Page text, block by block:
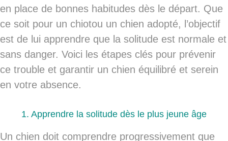
en place de bonnes habitudes dès le départ. Que
ce soit pour un chiotou un chien adopté, l’objectif
est de lui apprendre que la solitude est normale et
sans danger. Voici les étapes clés pour prévenir
ce trouble et garantir un chien équilibré et serein
en votre absence.
1. Apprendre la solitude dès le plus jeune âge
Un chien doit comprendre progressivement que